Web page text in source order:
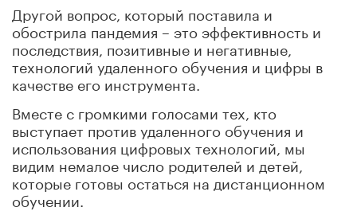
Другой вопрос, который поставила и
обострила пандемия – это эффективность и
последствия, позитивные и негативные,
технологий удаленного обучения и цифры в
качестве его инструмента.
Вместе с громкими голосами тех, кто
выступает против удаленного обучения и
использования цифровых технологий, мы
видим немалое число родителей и детей,
которые готовы остаться на дистанционном
обучении.